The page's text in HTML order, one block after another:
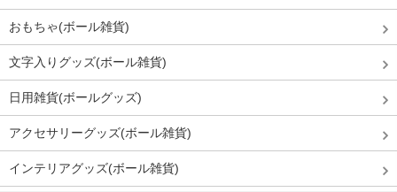
おもちゃ(ボール雑貨)
文字入りグッズ(ボール雑貨)
日用雑貨(ボールグッズ)
アクセサリーグッズ(ボール雑貨)
インテリアグッズ(ボール雑貨)